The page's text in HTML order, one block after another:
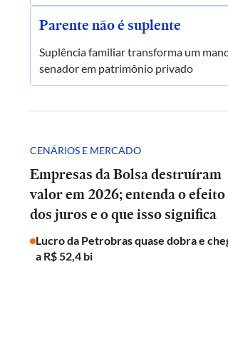
Parente não é suplente
Suplência familiar transforma um
senador em patrimônio privado
CENÁRIOS E MERCADO
Empresas da Bolsa destruíram
valor em 2026; entenda o efeito
dos juros e o que isso significa
Lucro da Petrobras quase dobra e
a R$ 52,4 bi